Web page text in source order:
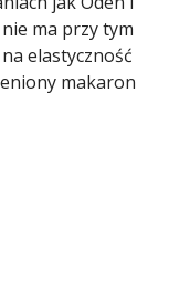
ma przy tym
elastyczność
makaron